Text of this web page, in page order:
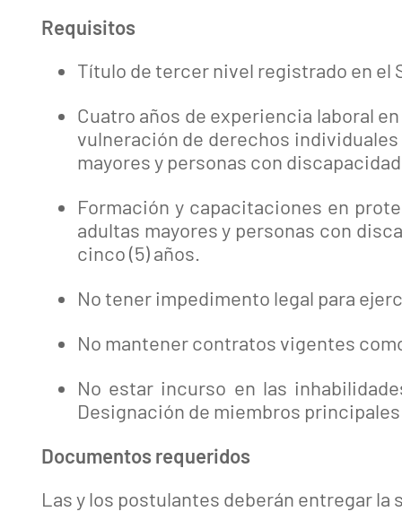
Requisitos
Título de tercer nivel registrado en el
Cuatro años de experiencia laboral
vulneración de derechos
mayores y personas con
Formación y capacitaciones en
adultas mayores y personas con
cinco (5) años.
No tener impedimento legal para
No mantener contratos vigentes
No estar incurso en las
Designación de miembros
Documentos requeridos
Las y los postulantes deberán entregar